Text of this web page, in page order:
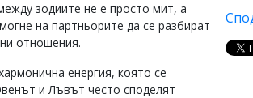
зодиите не е просто мит, а
на партньорите да се разбират
отношения.
енергия, която се
и Лъвът често споделят